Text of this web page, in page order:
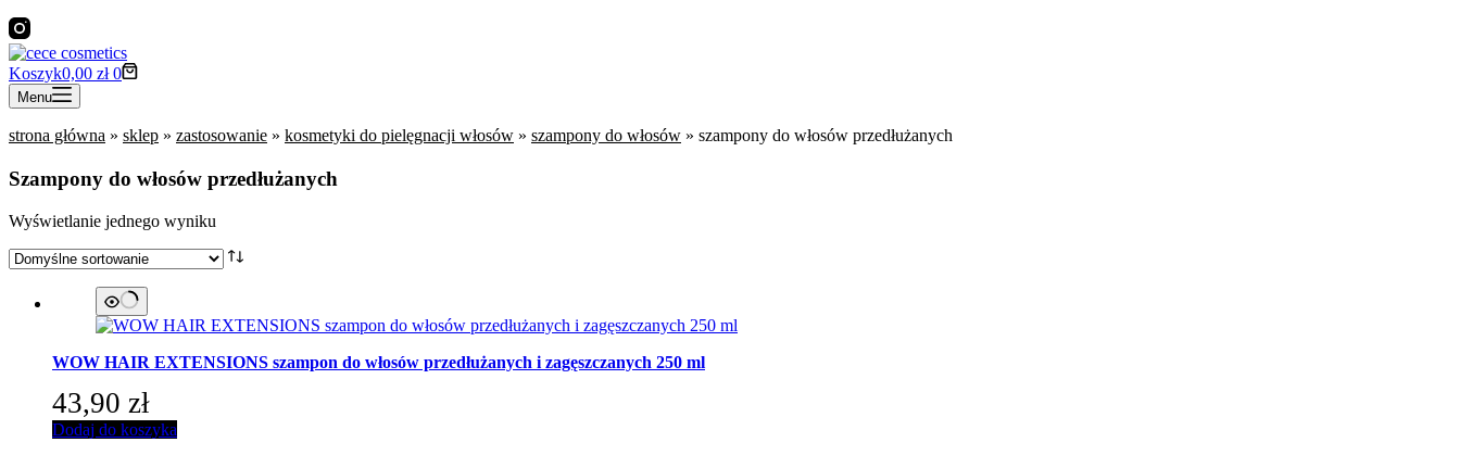
Koszyk0,00 zł 0
Menu
strona główna » sklep » zastosowanie » kosmetyki do pielęgnacji włosów » szampony do włosów » szampony do włosów przedłużanych
Szampony do włosów przedłużanych
Wyświetlanie jednego wyniku
WOW HAIR EXTENSIONS szampon do włosów przedłużanych i zagęszczanych 250 ml
43,90 zł
Dodaj do koszyka